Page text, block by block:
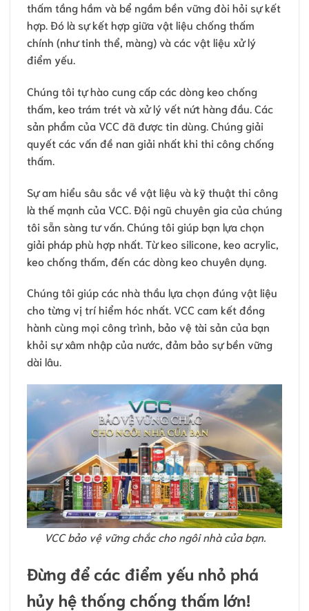
thấm tầng hầm và bể ngầm bền vững đòi hỏi sự kết
hợp. Đó là sự kết hợp giữa vật liệu chống thấm
chính (như tinh thể, màng) và các vật liệu xử lý
điểm yếu.
Chúng tôi tự hào cung cấp các dòng keo chống
thấm, keo trám trét và xử lý vết nứt hàng đầu. Các
sản phẩm của VCC đã được tin dùng. Chúng giải
quyết các vấn đề nan giải nhất khi thi công chống
thấm.
Sự am hiểu sâu sắc về vật liệu và kỹ thuật thi công
là thế mạnh của VCC. Đội ngũ chuyên gia của chúng
tôi sẵn sàng tư vấn. Chúng tôi giúp bạn lựa chọn
giải pháp phù hợp nhất. Từ keo silicone, keo acrylic,
keo chống thấm, đến các dòng keo chuyên dụng.
Chúng tôi giúp các nhà thầu lựa chọn đúng vật liệu
cho từng vị trí hiểm hóc nhất. VCC cam kết đồng
hành cùng mọi công trình, bảo vệ tài sản của bạn
khỏi sự xâm nhập của nước, đảm bảo sự bền vững
dài lâu.
VCC bảo vệ vững chắc cho ngôi nhà của bạn.
Đừng để các điểm yếu nhỏ phá
hủy hệ thống chống thấm lớn!